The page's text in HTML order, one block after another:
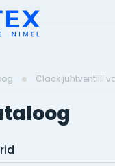
Clack juhtventiili